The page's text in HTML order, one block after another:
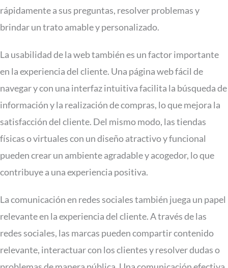
rápidamente a sus preguntas, resolver problemas y
brindar un trato amable y personalizado.
La usabilidad de la web también es un factor importante
en la experiencia del cliente. Una página web fácil de
navegar y con una interfaz intuitiva facilita la búsqueda de
información y la realización de compras, lo que mejora la
satisfacción del cliente. Del mismo modo, las tiendas
físicas o virtuales con un diseño atractivo y funcional
pueden crear un ambiente agradable y acogedor, lo que
contribuye a una experiencia positiva.
La comunicación en redes sociales también juega un papel
relevante en la experiencia del cliente. A través de las
redes sociales, las marcas pueden compartir contenido
relevante, interactuar con los clientes y resolver dudas o